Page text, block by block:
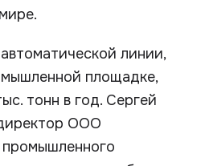
линии,
площадке,
тонн в год. Сергей
ООО